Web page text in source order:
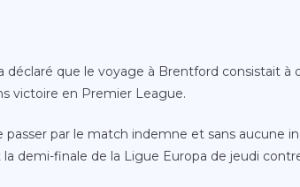
déclaré que le voyage à Brentford consistait à
victoire en Premier League.
passer par le match indemne et sans aucune
demi-finale de la Ligue Europa de jeudi